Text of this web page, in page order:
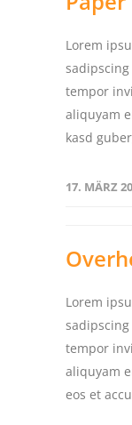
Lorem
tempor
aliquyam
kasd
17. MÄRZ
Lorem
tempor
aliquyam
eos et